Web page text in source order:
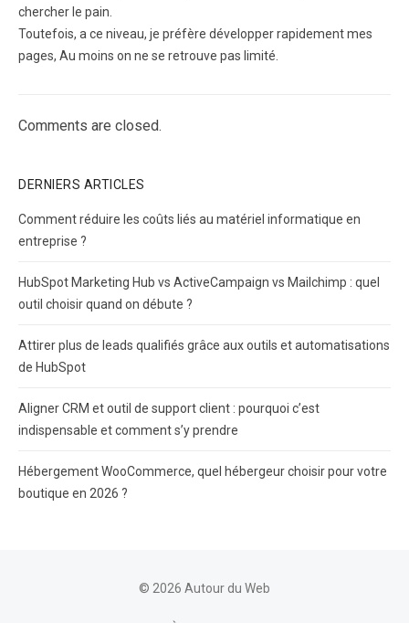
chercher le pain.
Toutefois, a ce niveau, je préfère développer rapidement mes
pages, Au moins on ne se retrouve pas limité.
Comments are closed.
DERNIERS ARTICLES
Comment réduire les coûts liés au matériel informatique en
entreprise ?
HubSpot Marketing Hub vs ActiveCampaign vs Mailchimp : quel
outil choisir quand on débute ?
Attirer plus de leads qualifiés grâce aux outils et automatisations
de HubSpot
Aligner CRM et outil de support client : pourquoi c’est
indispensable et comment s’y prendre
Hébergement WooCommerce, quel hébergeur choisir pour votre
boutique en 2026 ?
© 2026 Autour du Web